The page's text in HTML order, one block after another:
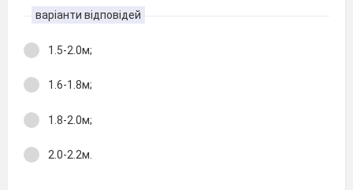
варіанти відповідей
1.5-2.0м;
1.6-1.8м;
1.8-2.0м;
2.0-2.2м.